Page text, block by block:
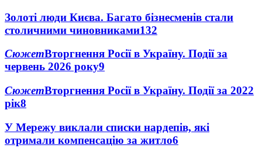
Золоті люди Києва. Багато бізнесменів стали
столичними чиновниками132
СюжетВторгнення Росії в Україну. Події за
червень 2026 року9
СюжетВторгнення Росії в Україну. Події за 2022
рік8
У Мережу виклали списки нардепів, які
отримали компенсацію за житло6